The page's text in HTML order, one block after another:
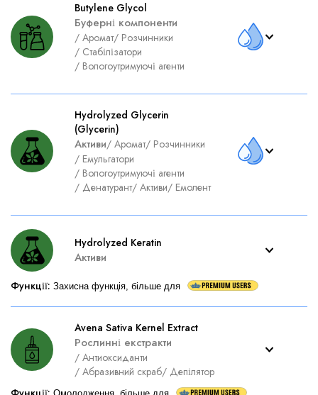
Butylene Glycol
Буферні компоненти
/ Аромат/ Розчинники
/ Стабілізатори
/ Вологоутримуючі агенти
Hydrolyzed Glycerin
(Glycerin)
Активи/ Аромат/ Розчинники
/ Емульгатори
/ Вологоутримуючі агенти
/ Денатурант/ Активи/ Емолент
Hydrolyzed Keratin
Активи
Функції: Захисна функція, більше для
Avena Sativa Kernel Extract
Рослинні екстракти
/ Антиоксиданти
/ Абразивний скраб/ Депілятор